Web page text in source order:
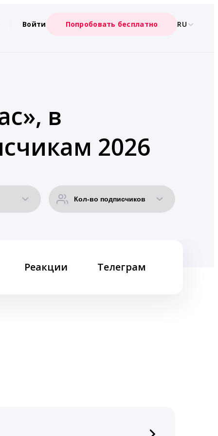
Войти Попробовать бесплатно RU
в
2026
Реакции Телеграм